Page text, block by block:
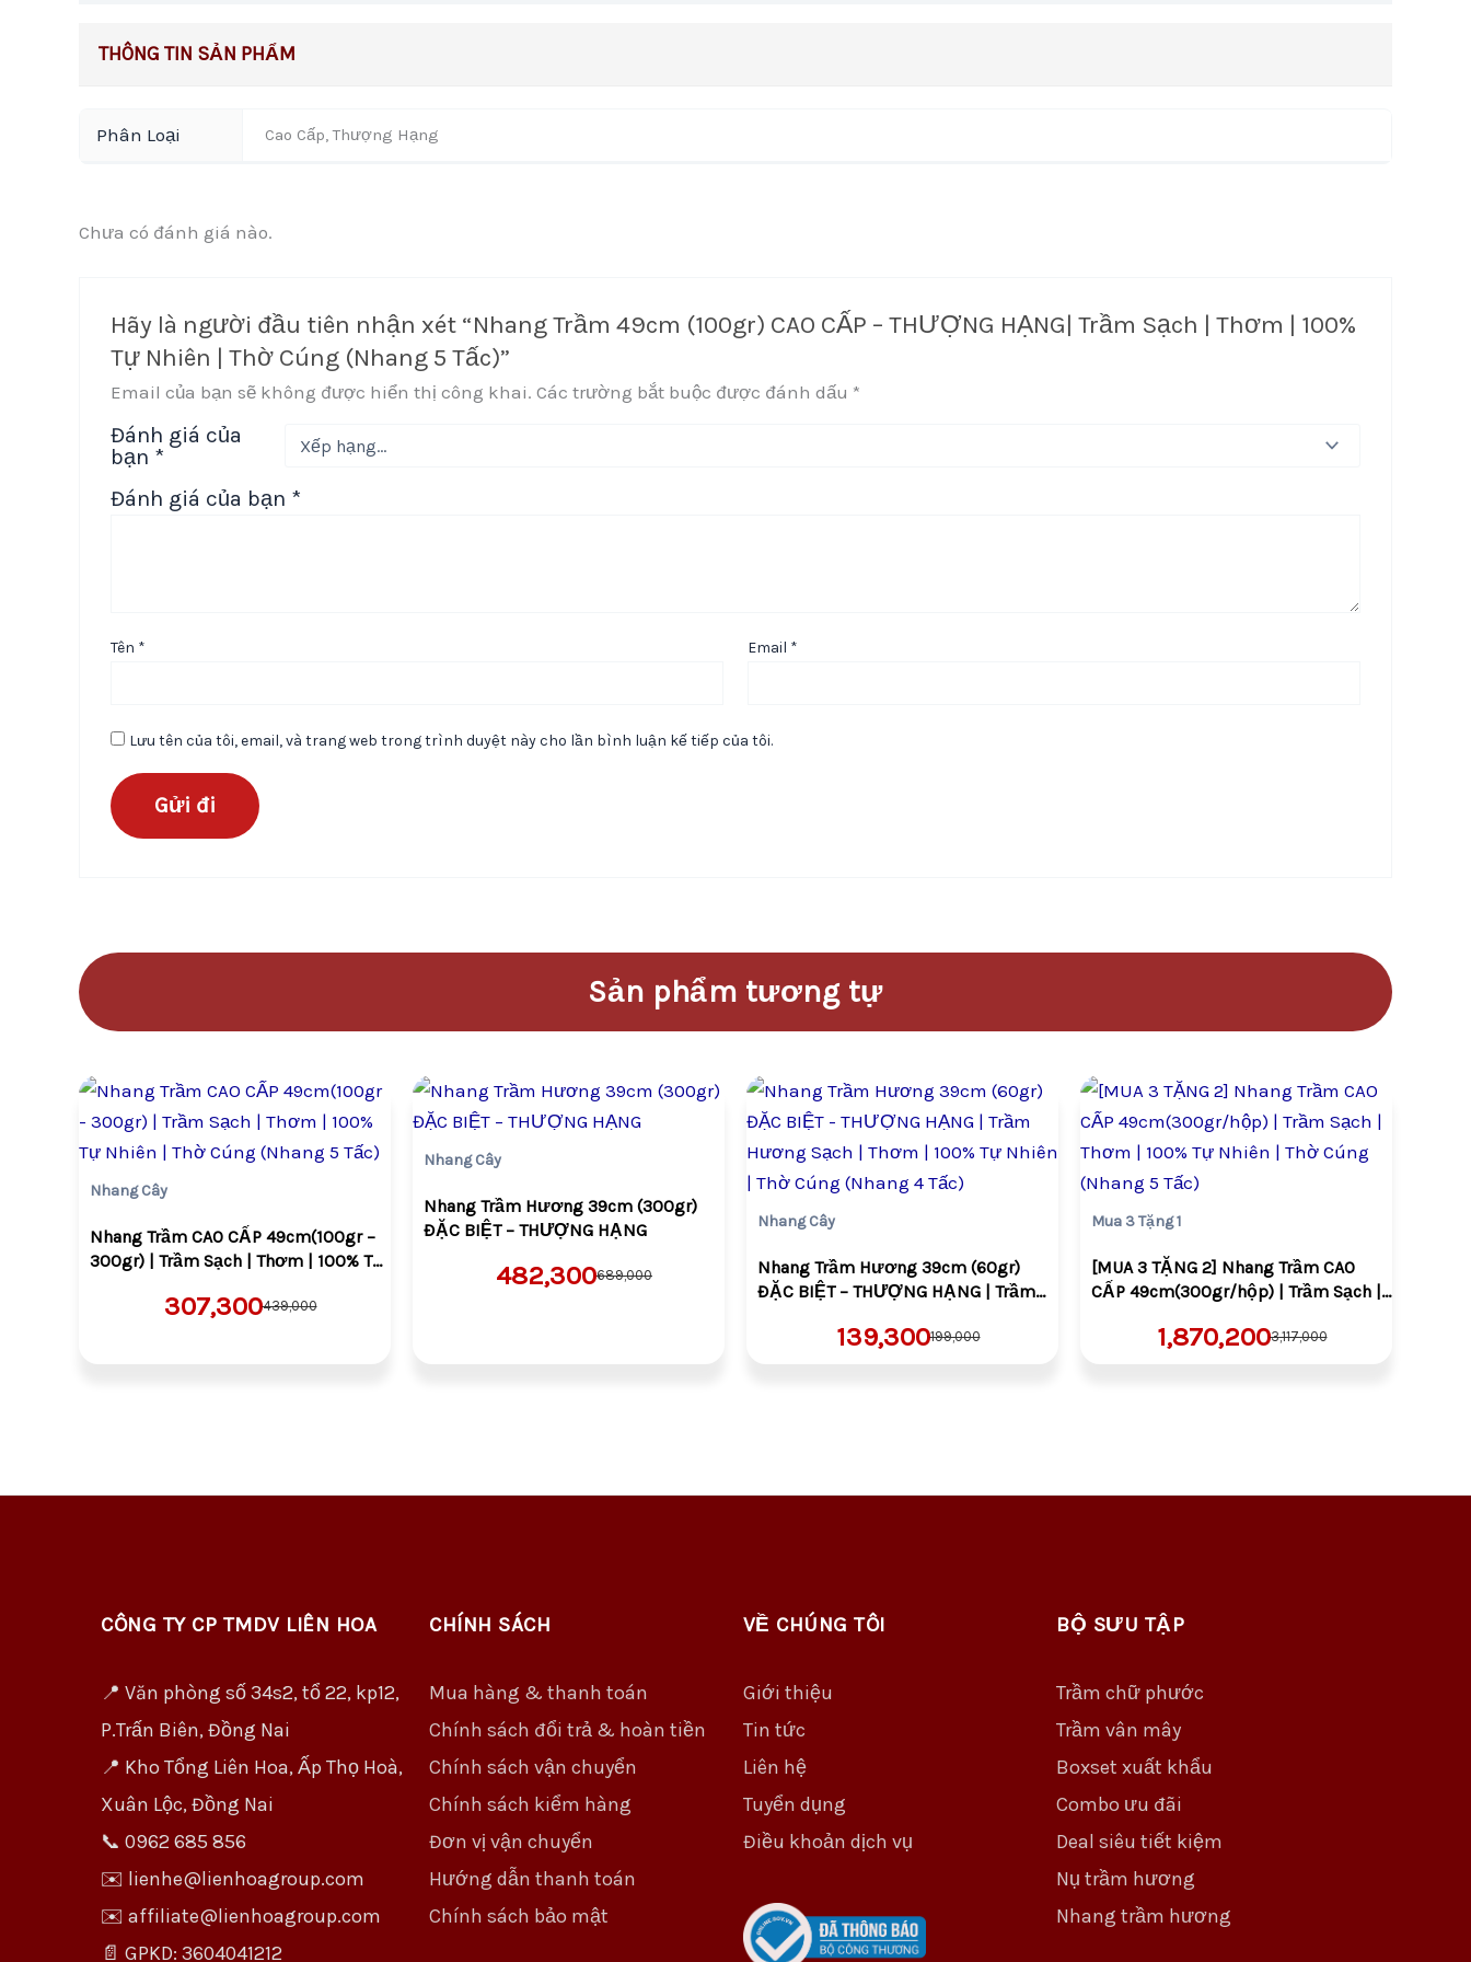
Phân Loại Cao Cấp, Thượng Hạng
Chưa có đánh giá nào.
Hãy là người đầu tiên nhận xét “Nhang Trầm 49cm (100gr) CAO CẤP – THƯỢNG HẠNG| Trầm Sạch | Thơm | 100%
Tự Nhiên | Thờ Cúng (Nhang 5 Tấc)”
Email của bạn sẽ không được hiển thị công khai. Các trường bắt buộc được đánh dấu *
Đánh giá của
bạn *
Đánh giá của bạn *
Tên * Email *
Lưu tên của tôi, email, và trang web trong trình duyệt này cho lần bình luận kế tiếp của tôi.
Sản phẩm tương tự
Nhang Cây
Nhang Trầm CAO CẤP 49cm(100gr –
300gr) | Trầm Sạch | Thơm | 100% Tự
439,000
Giá
gốc
là:
VND439,000.
307,300
Giá
hiện
tại
là:
Nhang Cây
Nhang Trầm Hương 39cm (300gr)
ĐẶC BIỆT – THƯỢNG HẠNG
689,000
Giá
gốc
482,300
Giá
hiện
Nhang Cây
Nhang Trầm Hương 39cm (60gr)
ĐẶC BIỆT – THƯỢNG HẠNG | Trầm
| Thờ Cúng (Nhang 4 Tấc)
199,000
Giá
gốc
VND199,000.
139,300
Giá
hiện
là:
VND139,300.
Mua 3 Tặng 1
[MUA 3 TẶNG 2] Nhang Trầm CAO
CẤP 49cm(300gr/hộp) | Trầm Sạch |
(Nhang 5 Tấc)
3,117,000
Giá
gốc
là:
VND3,117,000.
1,870,200
Giá
hiện
tại
là:
CÔNG TY CP TMDV LIÊN HOA
📍 Văn phòng số 34s2, tổ 22, kp12,
P.Trấn Biên, Đồng Nai
📍 Kho Tổng Liên Hoa, Ấp Thọ Hoà,
Xuân Lộc, Đồng Nai
📞 0962 685 856
✉️ lienhe@lienhoagroup.com
✉️ affiliate@lienhoagroup.com
📄 GPKD: 3604041212
CHÍNH SÁCH
Mua hàng & thanh toán
Chính sách đổi trả & hoàn tiền
Chính sách vận chuyển
Chính sách kiểm hàng
Đơn vị vận chuyển
Hướng dẫn thanh toán
Chính sách bảo mật
VỀ CHÚNG TÔI
Giới thiệu
Tin tức
Liên hệ
Tuyển dụng
Điều khoản dịch vụ
BỘ SƯU TẬP
Trầm chữ phước
Trầm vân mây
Boxset xuất khẩu
Combo ưu đãi
Deal siêu tiết kiệm
Nụ trầm hương
Nhang trầm hương